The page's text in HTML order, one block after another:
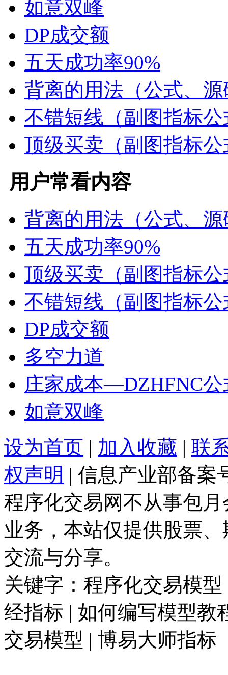
如意双峰
DP成交额
五天成功率90%
背离的用法（公式、
不错短线（副图指标公
顶级买卖（副图指标
用户常看内容
背离的用法（公式、
五天成功率90%
顶级买卖（副图指标
不错短线（副图指标公
DP成交额
多空力道
庄家成本—DZHFNC
如意双峰
设为首页 | 加入收藏 | 联
权声明 | 信息产业部备案
程序化交易网不从事包
业务，本站仅提供股票
交流与分享。
关键字：程序化交易模
经指标 | 如何编写模型教
交易模型 | 博易大师指标